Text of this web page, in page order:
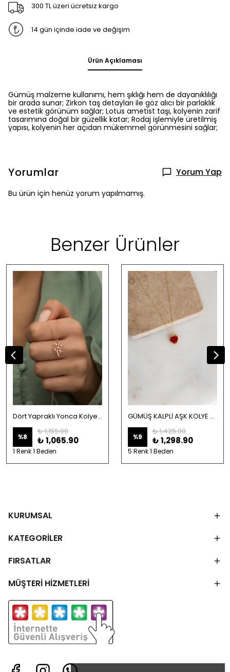
300 TL üzeri ücretsiz kargo
14 gün içinde iade ve değişim
Ürün Açıklaması
Gümüş malzeme kullanımı, hem şıklığı hem de dayanıklılığı
bir arada sunar; Zirkon taş detayları ile göz alıcı bir parlaklık
ve estetik görünüm sağlar; Lotus ametist taşı, kolyenin zarif
tasarımına doğal bir güzellik katar; Rodaj işlemiyle üretilmiş
yapısı, kolyenin her açıdan mükemmel görünmesini sağlar;
Yorumlar Yorum Yap
Bu ürün için henüz yorum yapılmamış.
Benzer Ürünler
Dört Yapraklı Yonca Kolye-925 Ayar Gümüş
%8
₺ 1,155.00
₺ 1,065.90
1 Renk 1 Beden
GÜMÜŞ KALPLİ AŞK KOLYE KIRMIZI TAŞLI GOLD
%9
₺ 1,425.00
₺ 1,298.90
5 Renk 1 Beden
KURUMSAL
KATEGORİLER
FIRSATLAR
MÜŞTERİ HİZMETLERİ